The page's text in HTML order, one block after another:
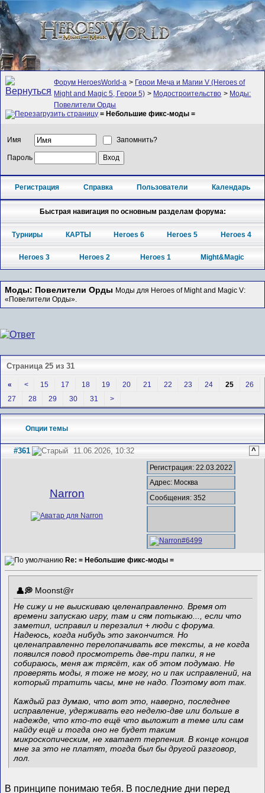
Форум HeroesWorld-а > Герои Меча и Магии V (Heroes of
Might and Magic 5, Герои 5) > Модостроительство > Моды:
Повелители Орды
= Небольшие фикс-моды =
Имя Запомнить?
Пароль
Регистрация Справка Пользователи Календарь
Быстрая навигация по основным разделам форума:
Турниры КАРТЫ Heroes 6 Heroes 5 Heroes 4
Heroes 3 Heroes 2 Heroes 1 Might&Magic
Моды: Повелители Орды Моды для Heroes of Might and Magic V:
«Повелители Орды».
Страница 25 из 31
« < 15 17 18 19 20 21 22 23 24 25
26
27
28 29 30 31 >
Опции темы
#361 11.06.2026, 10:32 ^
Narron
Регистрация: 22.03.2022
Адрес: Москва
Сообщения: 352
Re: = Небольшие фикс-моды =
Mооnst@r
Не сижу и не выискиваю целенаправленно. Время от
времени запускаю игру, там и сям потыкаю..., если что
заметил, исправил и перезалил + люди с форума.
Надеюсь, когда нибудь это закончится. Но
целенаправленно перелопачивать все тексты, а не когда
появился повод просмотреть две-три папки, я не
собираюсь, меня аж трясёт, как об этом подумаю. Не
проверять моды, я тоже не могу, но и пак исправлений, на
который тратить часы, мне не надо. Поэтому вот так.
Каждый раз думаю, что вот это, наверно, последнее
исправление, удерживать его неделю-две или больше в
надежде, что кто-то ещё что выложит в теме или сам
найду ещё и тогда оно не будет таким
микроскопическим, не хватает терпения. В конце концов
мне за это не платят, тогда был бы другой разговор,
лол.
В принципе понимаю тебя. В последние дни перед